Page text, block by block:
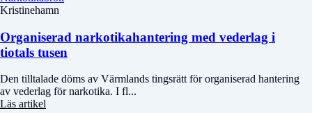
Kristinehamn
Organiserad narkotikahantering med vederlag i
tiotals tusen
Den tilltalade döms av Värmlands tingsrätt för organiserad hantering
av vederlag för narkotika. I fl...
Läs artikel